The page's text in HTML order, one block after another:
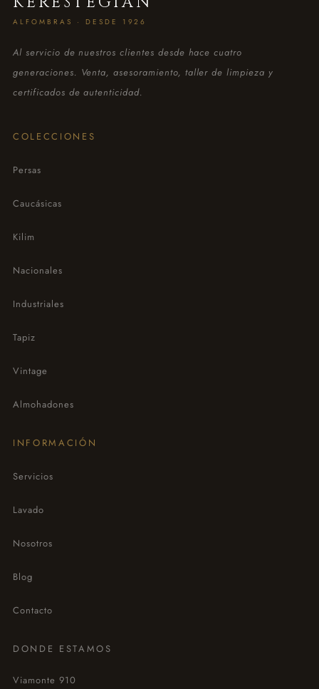
ALFOMBRAS · DESDE 1926
Al servicio de nuestros clientes desde hace cuatro
generaciones. Venta, asesoramiento, taller de limpieza y
certificados de autenticidad.
COLECCIONES
Persas
Caucásicas
Kilim
Nacionales
Industriales
Tapiz
Vintage
Almohadones
INFORMACIÓN
Servicios
Lavado
Nosotros
Blog
Contacto
DONDE ESTAMOS
Viamonte 910